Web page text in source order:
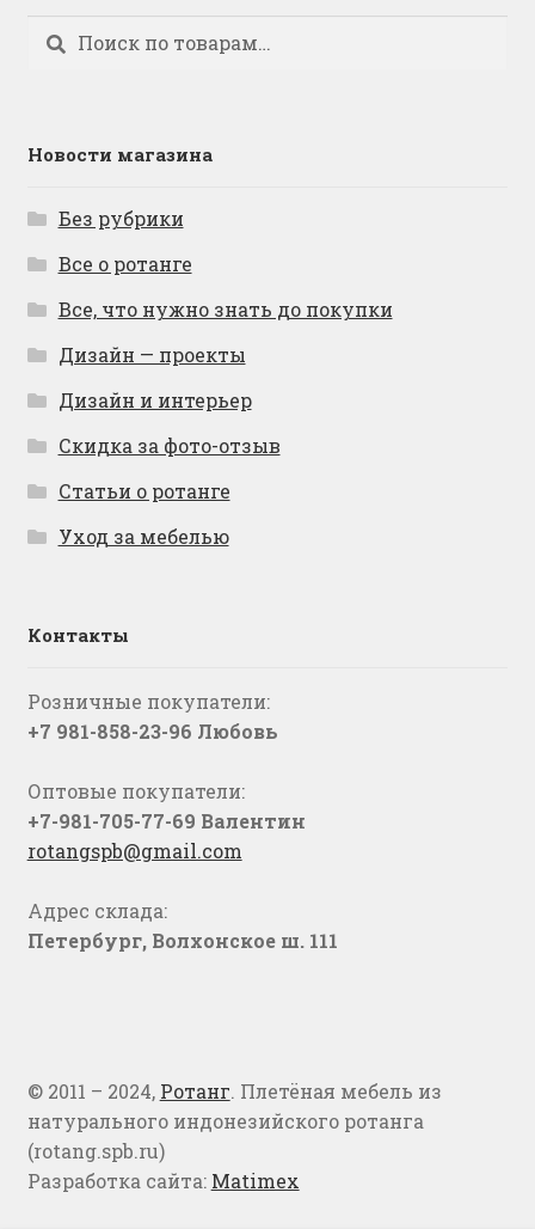
Искать:
Поиск
Новости магазина
Без рубрики
Все о ротанге
Все, что нужно знать до покупки
Дизайн — проекты
Дизайн и интерьер
Скидка за фото-отзыв
Статьи о ротанге
Уход за мебелью
Контакты
Розничные покупатели:
+7 981-858-23-96 Любовь
Оптовые покупатели:
+7-981-705-77-69 Валентин
rotangspb@gmail.com
Адрес склада:
Петербург, Волхонское ш. 111
© 2011 – 2024, Ротанг. Плетёная мебель из
натурального индонезийского ротанга
(rotang.spb.ru)
Разработка сайта: Matimex